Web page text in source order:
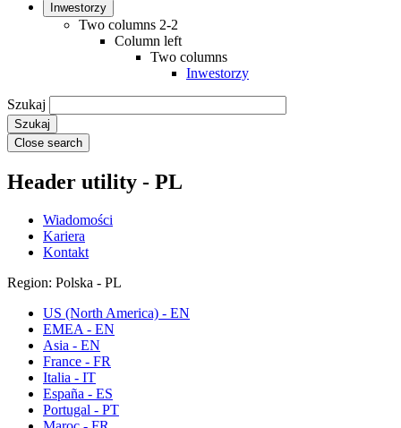
Inwestorzy
Two columns 2-2
Column left
Two columns
Inwestorzy
Szukaj
Close search
Header utility - PL
Wiadomości
Kariera
Kontakt
Region: Polska - PL
US (North America) - EN
EMEA - EN
Asia - EN
France - FR
Italia - IT
España - ES
Portugal - PT